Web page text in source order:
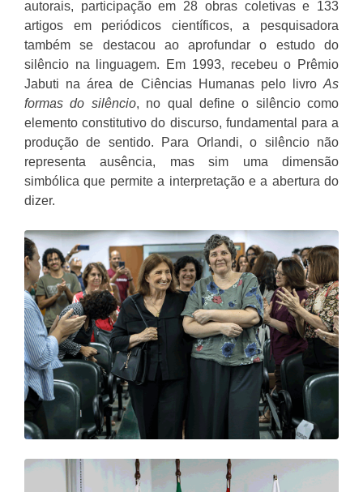
autorais, participação em 28 obras coletivas e 133
artigos em periódicos científicos, a pesquisadora
também se destacou ao aprofundar o estudo do
silêncio na linguagem. Em 1993, recebeu o Prêmio
Jabuti na área de Ciências Humanas pelo livro As
formas do silêncio, no qual define o silêncio como
elemento constitutivo do discurso, fundamental para a
produção de sentido. Para Orlandi, o silêncio não
representa ausência, mas sim uma dimensão
simbólica que permite a interpretação e a abertura do
dizer.